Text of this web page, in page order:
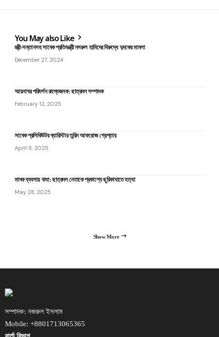
You May also Like
স্ত্রী-সন্তানসহ সাবেক প্রতিমন্ত্রী নসরুল হামিদের বিরুদ্ধে দুদকের মামলা
December 27, 2024
আয়নাঘর পরিদর্শন রহস্যজনক: ছাত্রদল সম্পাদক
February 12, 2025
সাবেক প্রসিকিউটর ব্যারিস্টার তুরিন আফরোজ গ্রেপ্তার
April 8, 2025
মাদক ব্যবসায় বাধা: ছাত্রদল নেতাকে প্রকাশ্যে ছুরিকাঘাতে হত্যা
May 28, 2025
Show More
সম্পাদক: নজরুল ইসলাম
Mobile: +8801713065365